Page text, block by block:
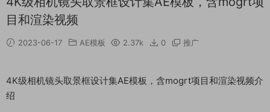
目和渲染视频
2023-06-17 AE模板 2.37k 0 推广
4K级相机镜头取景框设计集AE模板，含mogrt项目和渲染视频介
绍